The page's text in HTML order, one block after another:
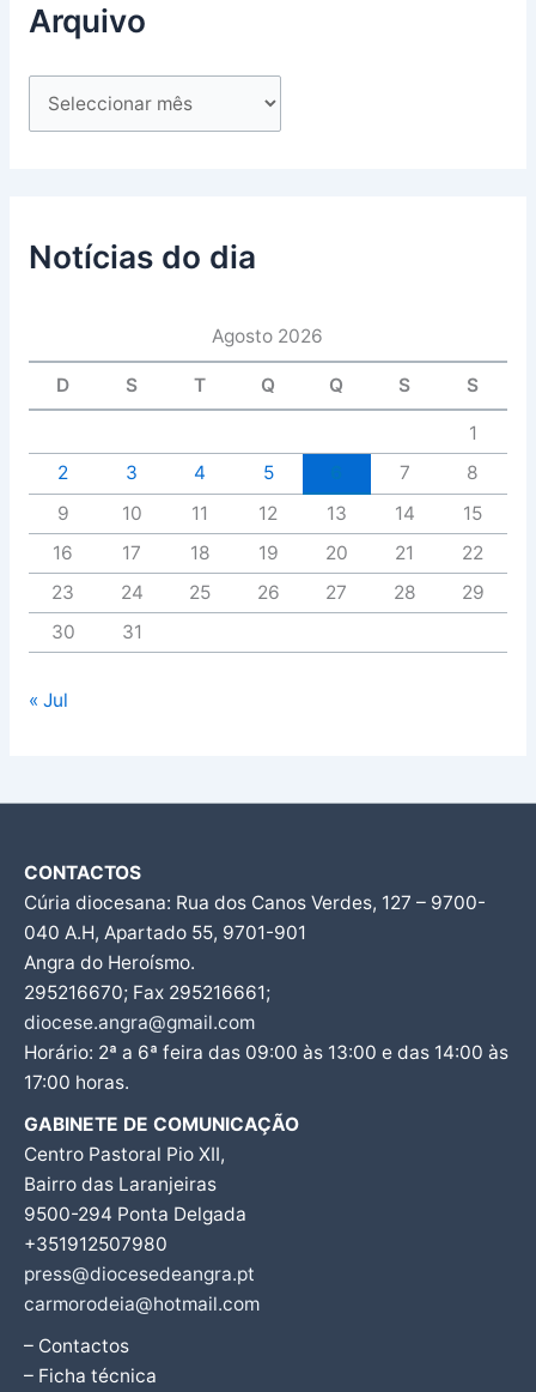
Arquivo
Notícias do dia
Agosto 2026
D S T Q Q S S
1
2
3 4 5 7
8
9
10 11 12 13 14
15
16
17 18 19 20 21
22
23
24 25 26 27 28
29
30
31
« Jul
CONTACTOS
Cúria diocesana: Rua dos Canos Verdes, 127 – 9700-
040 A.H, Apartado 55, 9701-901
Angra do Heroísmo.
295216670; Fax 295216661;
diocese.angra@gmail.com
Horário: 2ª a 6ª feira das 09:00 às 13:00 e das 14:00 às
17:00 horas.
GABINETE DE COMUNICAÇÃO
Centro Pastoral Pio XII,
Bairro das Laranjeiras
9500-294 Ponta Delgada
+351912507980
press@diocesedeangra.pt
carmorodeia@hotmail.com
– Contactos
– Ficha técnica